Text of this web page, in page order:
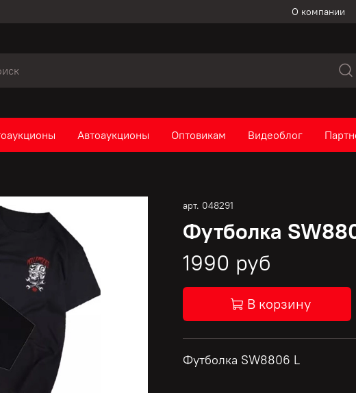
О компании
Автоаукционы Оптовикам Видеоблог
арт. 048291
Футболка
1990 руб
В корзину
Футболка SW8806 L